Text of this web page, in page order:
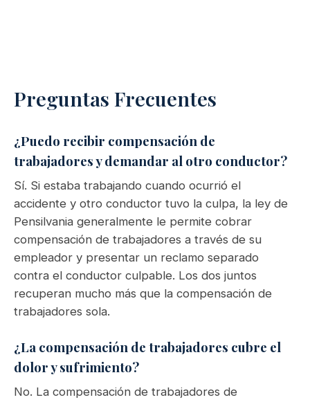
Preguntas Frecuentes
¿Puedo recibir compensación de
trabajadores y demandar al otro conductor?
Sí. Si estaba trabajando cuando ocurrió el
accidente y otro conductor tuvo la culpa, la ley de
Pensilvania generalmente le permite cobrar
compensación de trabajadores a través de su
empleador y presentar un reclamo separado
contra el conductor culpable. Los dos juntos
recuperan mucho más que la compensación de
trabajadores sola.
¿La compensación de trabajadores cubre el
dolor y sufrimiento?
No. La compensación de trabajadores de